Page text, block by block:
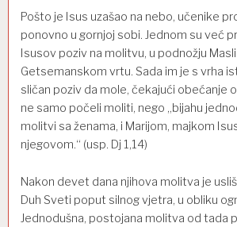
Pošto je Isus uzašao na nebo, učenike
ponovno u gornjoj sobi. Jednom su već
Isusov poziv na molitvu, u podnožju
Getsemanskom vrtu. Sada im je s vrha
sličan poziv da mole, čekajući obećanje
ne samo počeli moliti, nego „bijahu
molitvi sa ženama, i Marijom, majkom
njegovom.“ (usp. Dj 1,14)
Nakon devet dana njihova molitva je
Duh Sveti poput silnog vjetra, u obliku
Jednodušna, postojana molitva od tada